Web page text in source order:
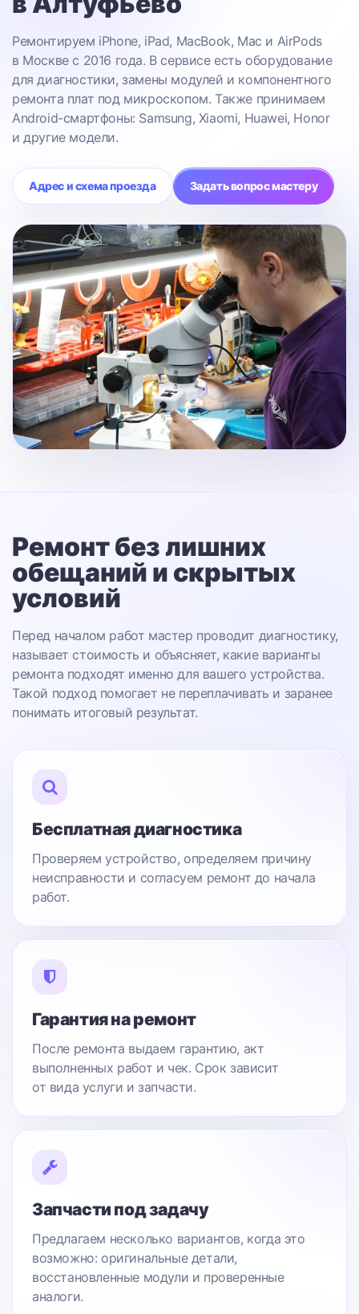
Ремонтируем iPhone, iPad, MacBook, Mac и AirPods
в Москве с 2016 года. В сервисе есть оборудование
для диагностики, замены модулей и компонентного
ремонта плат под микроскопом. Также принимаем
Android-смартфоны: Samsung, Xiaomi, Huawei, Honor
и другие модели.
Адрес и схема проезда Задать вопрос мастеру
Ремонт без лишних
обещаний и скрытых
условий
Перед началом работ мастер проводит диагностику,
называет стоимость и объясняет, какие варианты
ремонта подходят именно для вашего устройства.
Такой подход помогает не переплачивать и заранее
понимать итоговый результат.
Бесплатная диагностика
Проверяем устройство, определяем причину
неисправности и согласуем ремонт до начала
работ.
Гарантия на ремонт
После ремонта выдаем гарантию, акт
выполненных работ и чек. Срок зависит
от вида услуги и запчасти.
Запчасти под задачу
Предлагаем несколько вариантов, когда это
возможно: оригинальные детали,
восстановленные модули и проверенные
аналоги.